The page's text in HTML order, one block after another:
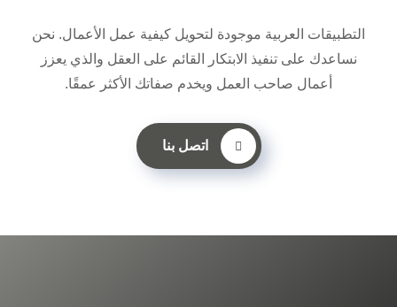
التطبيقات العربية موجودة لتحويل كيفية عمل الأعمال. نحن
نساعدك على تنفيذ الابتكار القائم على العقل والذي يعزز
أعمال صاحب العمل ويخدم صفاتك الأكثر عمقًا.
اتصل بنا